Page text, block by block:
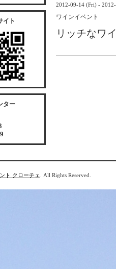
2012-09-14 (Fri) -
ワインイベント
リッチなワ
イト
ター
ト クローチェ . All Rights Reserved.